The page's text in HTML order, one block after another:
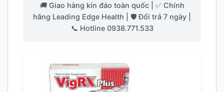
🚚 Giao hàng kín đáo toàn quốc | ✅ Chính
hãng Leading Edge Health | 🛡️ Đổi trả 7 ngày |
📞 Hotline 0938.771.533